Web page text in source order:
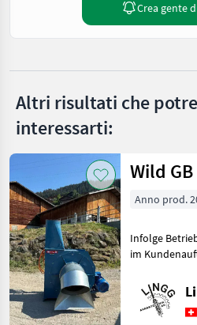
Crea gente
Altri risultati che
interessarti:
Wild
Anno prod.
Infolge
im
neuwertigem
Motor 30PS/